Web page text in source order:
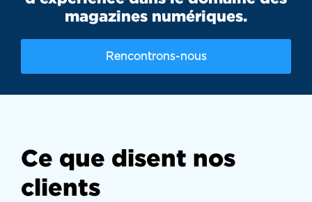
magazines numériques.
Rencontrons-nous
Ce que disent nos
clients